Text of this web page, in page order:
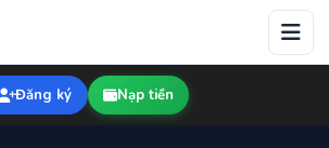
Đăng ký Nạp tiền